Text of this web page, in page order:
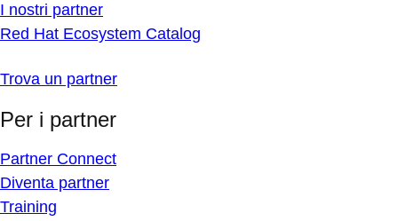
I nostri partner
Red Hat Ecosystem Catalog
Trova un partner
Per i partner
Partner Connect
Diventa partner
Training